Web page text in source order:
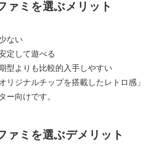
ァミを選ぶメリット
ない
定して遊べる
型よりも比較的入手しやすい
リジナルチップを搭載したレトロ感」
ー向けです。
ァミを選ぶデメリット